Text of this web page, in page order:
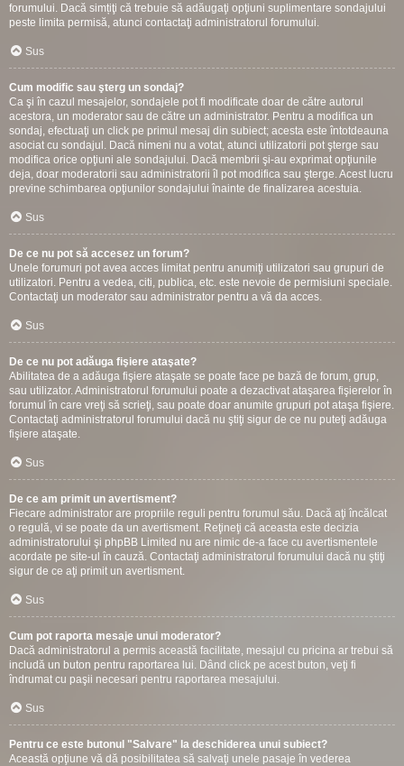
forumului. Dacă simțiţi că trebuie să adăugaţi opţiuni suplimentare sondajului
peste limita permisă, atunci contactaţi administratorul forumului.
Sus
Cum modific sau şterg un sondaj?
Ca şi în cazul mesajelor, sondajele pot fi modificate doar de către autorul
acestora, un moderator sau de către un administrator. Pentru a modifica un
sondaj, efectuaţi un click pe primul mesaj din subiect; acesta este întotdeauna
asociat cu sondajul. Dacă nimeni nu a votat, atunci utilizatorii pot şterge sau
modifica orice opţiuni ale sondajului. Dacă membrii şi-au exprimat opţiunile
deja, doar moderatorii sau administratorii îl pot modifica sau şterge. Acest lucru
previne schimbarea opţiunilor sondajului înainte de finalizarea acestuia.
Sus
De ce nu pot să accesez un forum?
Unele forumuri pot avea acces limitat pentru anumiţi utilizatori sau grupuri de
utilizatori. Pentru a vedea, citi, publica, etc. este nevoie de permisiuni speciale.
Contactaţi un moderator sau administrator pentru a vă da acces.
Sus
De ce nu pot adăuga fişiere ataşate?
Abilitatea de a adăuga fişiere ataşate se poate face pe bază de forum, grup,
sau utilizator. Administratorul forumului poate a dezactivat ataşarea fişierelor în
forumul în care vreţi să scrieţi, sau poate doar anumite grupuri pot ataşa fişiere.
Contactaţi administratorul forumului dacă nu ştiţi sigur de ce nu puteţi adăuga
fişiere ataşate.
Sus
De ce am primit un avertisment?
Fiecare administrator are propriile reguli pentru forumul său. Dacă aţi încălcat
o regulă, vi se poate da un avertisment. Reţineţi că aceasta este decizia
administratorului şi phpBB Limited nu are nimic de-a face cu avertismentele
acordate pe site-ul în cauză. Contactaţi administratorul forumului dacă nu ştiţi
sigur de ce aţi primit un avertisment.
Sus
Cum pot raporta mesaje unui moderator?
Dacă administratorul a permis această facilitate, mesajul cu pricina ar trebui să
includă un buton pentru raportarea lui. Dând click pe acest buton, veţi fi
îndrumat cu paşii necesari pentru raportarea mesajului.
Sus
Pentru ce este butonul "Salvare" la deschiderea unui subiect?
Această opţiune vă dă posibilitatea să salvaţi unele pasaje în vederea